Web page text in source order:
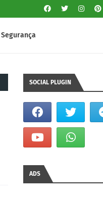
Segurança
SOCIAL PLUGIN
ADS